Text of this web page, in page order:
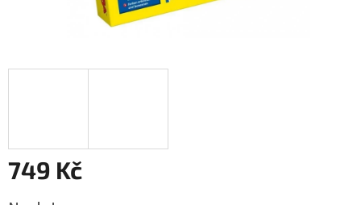
749 Kč